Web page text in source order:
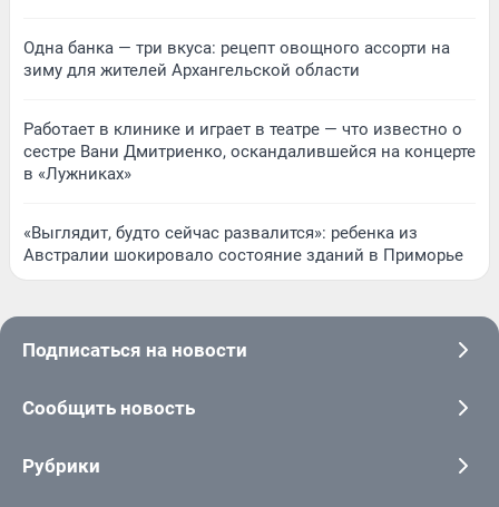
Одна банка — три вкуса: рецепт овощного ассорти на
зиму для жителей Архангельской области
Работает в клинике и играет в театре — что известно о
сестре Вани Дмитриенко, оскандалившейся на концерте
в «Лужниках»
«Выглядит, будто сейчас развалится»: ребенка из
Австралии шокировало состояние зданий в Приморье
Подписаться на новости
Сообщить новость
Рубрики